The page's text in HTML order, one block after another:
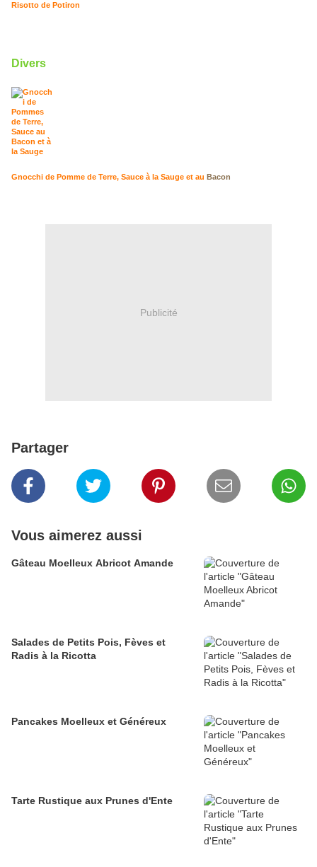
Risotto de Potiron
Divers
Gnocchi de Pomme de Terre, Sauce à la Sauge et au Bacon
Publicité
Partager
Vous aimerez aussi
Gâteau Moelleux Abricot Amande
Salades de Petits Pois, Fèves et
Radis à la Ricotta
Pancakes Moelleux et Généreux
Tarte Rustique aux Prunes d'Ente